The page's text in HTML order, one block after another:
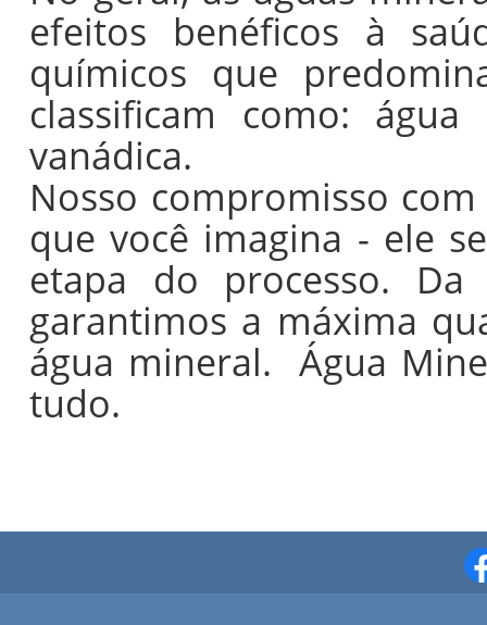
efeitos benéficos à
químicos que
classificam como:
vanádica.
Nosso compromisso
que você imagina - ele
etapa do processo. Da
garantimos a máxima
água mineral. Água
tudo.